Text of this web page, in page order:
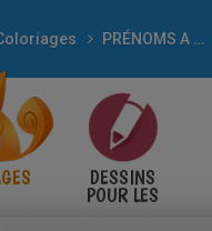
PRÉNOMS A COLORIER
DESSINS
POUR LES